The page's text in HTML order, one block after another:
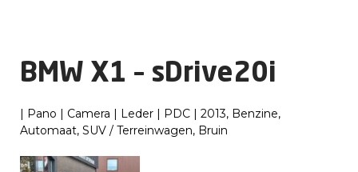
BMW X1 – sDrive20i
| Pano | Camera | Leder | PDC | 2013, Benzine,
Automaat, SUV / Terreinwagen, Bruin